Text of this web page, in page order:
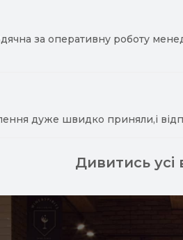
за оперативну роботу
дуже швидко приняли,і
Дивитись усі